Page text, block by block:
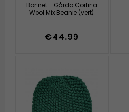
Bonnet - Gårda Cortina
Wool Mix Beanie (vert)
€44.99